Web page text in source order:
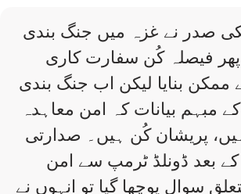
صدر نے غزہ میں جنگ بندی
پھر فیصلہ کُن سفارت کاری
ممکن بنایا لیکن اب جنگ بندی
مبہم بیانات کہ امن معاہدہ
پریشان کُن ہیں۔ صدارتی
کے بعد ڈونلڈ ٹرمپ سے امن
سوال پوچھا گیا تو انہوں نے